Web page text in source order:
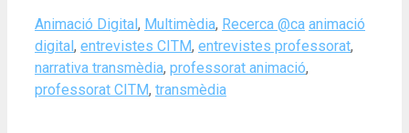
Categories
Animació Digital , Multimèdia, Recerca @ca Tags
animació
digital , entrevistes CITM, entrevistes professorat,
narrativa transmèdia, professorat animació,
professorat CITM, transmèdia